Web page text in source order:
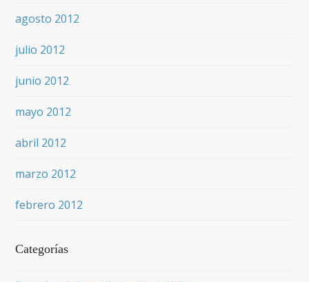
agosto 2012
julio 2012
junio 2012
mayo 2012
abril 2012
marzo 2012
febrero 2012
Categorías